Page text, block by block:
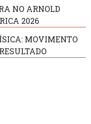
NO ARNOLD
2026
MOVIMENTO